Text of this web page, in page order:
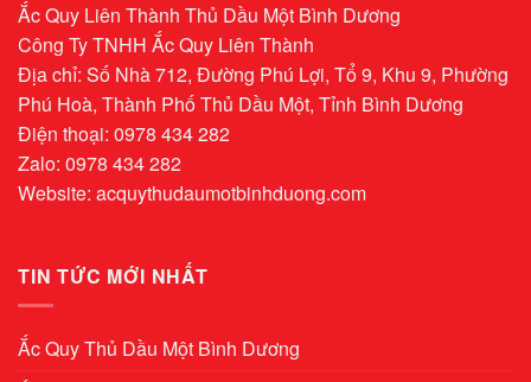
Ắc Quy Liên Thành Thủ Dầu Một Bình Dương
Công Ty TNHH Ắc Quy Liên Thành
Địa chỉ: Số Nhà 712, Đường Phú Lợi, Tổ 9, Khu 9, Phường
Phú Hoà, Thành Phố Thủ Dầu Một, Tỉnh Bình Dương
Điện thoại: 0978 434 282
Zalo: 0978 434 282
Website: acquythudaumotbinhduong.com
TIN TỨC MỚI NHẤT
Ắc Quy Thủ Dầu Một Bình Dương